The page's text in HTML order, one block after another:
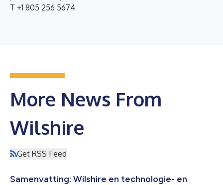
T +1 805 256 5674
More News From
Wilshire
Get RSS Feed
Samenvatting: Wilshire en technologie- en